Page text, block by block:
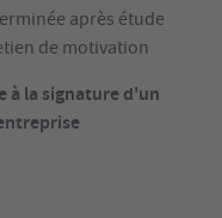
après étude
de motivation
à la signature d'un